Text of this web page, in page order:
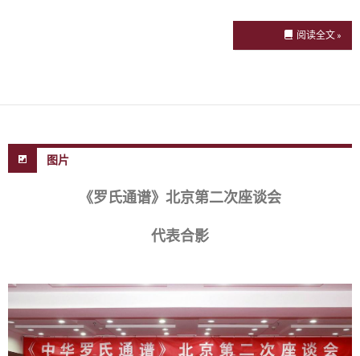
阅读全文 »
图片
《罗氏通谱》北京第二次座谈会
代表合影